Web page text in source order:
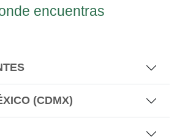
encuentras
(CDMX)